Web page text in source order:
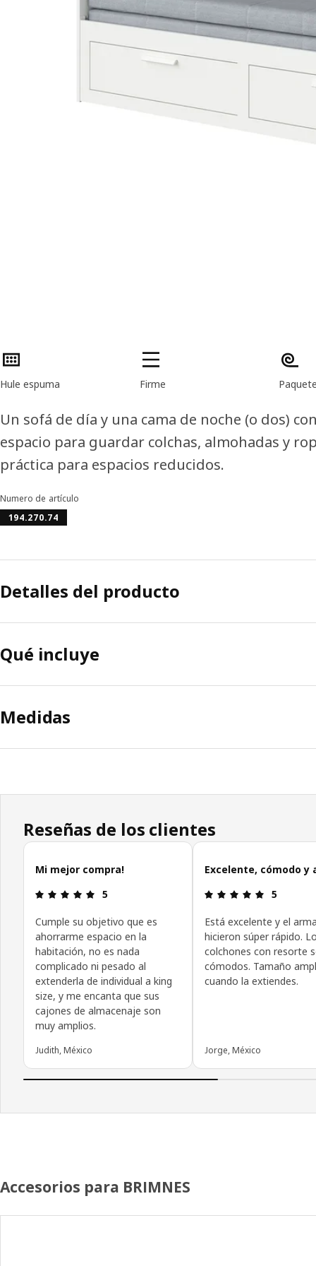
Características del producto
Hule espuma Firme
Un sofá de día y una cama de noche (o dos)
espacio para guardar colchas, almohadas y
práctica para espacios reducidos.
Numero de artículo
194.270.74
Detalles del producto
Qué incluye
Medidas
Reseñas de los clientes
Omitir reseñas de clientes
Mi mejor compra!
Revisión: 5 fuera de 5 estrellas.
5
Cumple su objetivo que es
ahorrarme espacio en la
habitación, no es nada
complicado ni pesado al
extenderla de individual a king
size, y me encanta que sus
cajones de almacenaje son
muy amplios.
Judith, México
Excelente, cómodo y
Revisión:
5
Está excelente y el
hicieron súper rápido.
colchones con resorte
cómodos. Tamaño
cuando la extiendes.
Jorge, México
Accesorios para BRIMNES